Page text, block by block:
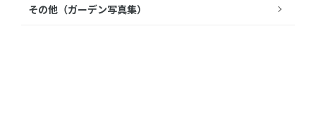
その他（ガーデン写真集）